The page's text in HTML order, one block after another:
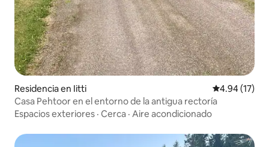
Residencia en Iitti Calificación
4.94 (17)
Casa Pehtoor en el entorno de la antigua rectoría
Espacios exteriores · Cerca · Aire acondicionado